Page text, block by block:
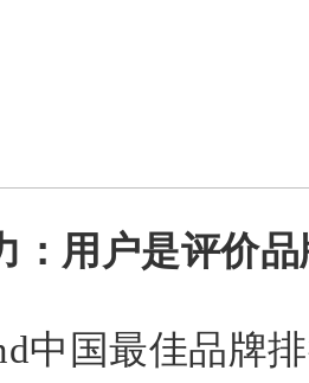
：用户是评价
国最佳品牌排